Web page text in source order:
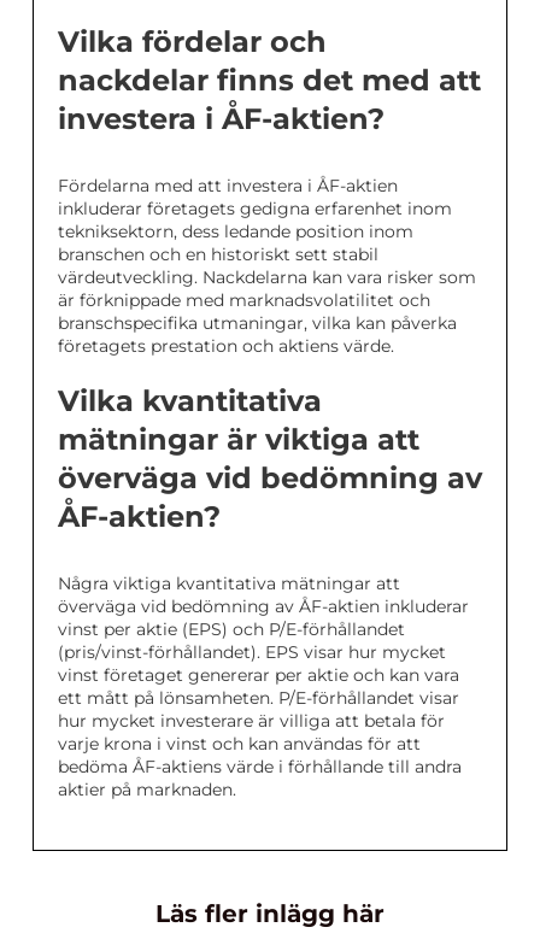
Vilka fördelar och
nackdelar finns det med att
investera i ÅF-aktien?
Fördelarna med att investera i ÅF-aktien
inkluderar företagets gedigna erfarenhet inom
tekniksektorn, dess ledande position inom
branschen och en historiskt sett stabil
värdeutveckling. Nackdelarna kan vara risker som
är förknippade med marknadsvolatilitet och
branschspecifika utmaningar, vilka kan påverka
företagets prestation och aktiens värde.
Vilka kvantitativa
mätningar är viktiga att
överväga vid bedömning av
ÅF-aktien?
Några viktiga kvantitativa mätningar att
överväga vid bedömning av ÅF-aktien inkluderar
vinst per aktie (EPS) och P/E-förhållandet
(pris/vinst-förhållandet). EPS visar hur mycket
vinst företaget genererar per aktie och kan vara
ett mått på lönsamheten. P/E-förhållandet visar
hur mycket investerare är villiga att betala för
varje krona i vinst och kan användas för att
bedöma ÅF-aktiens värde i förhållande till andra
aktier på marknaden.
Läs fler inlägg här